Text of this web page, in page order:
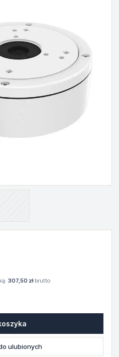
307,50 złbrutto
ulubionych